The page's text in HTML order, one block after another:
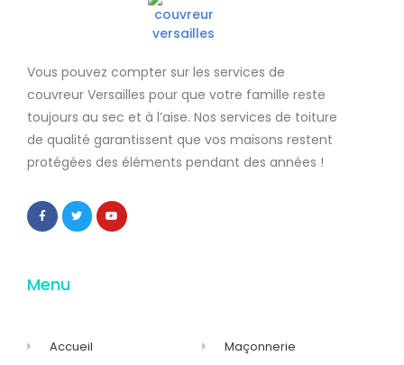
Vous pouvez compter sur les services de
couvreur Versailles pour que votre famille reste
toujours au sec et à l’aise. Nos services de toiture
de qualité garantissent que vos maisons restent
protégées des éléments pendant des années !
Menu
Accueil
Maçonnerie